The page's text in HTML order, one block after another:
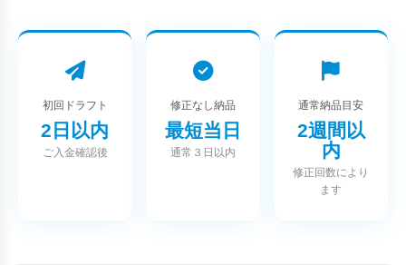
初回ドラフト
2日以内
ご入金確認後
修正なし納品
最短当日
通常３日以内
通常納品目安
2週間以
内
修正回数により
ます